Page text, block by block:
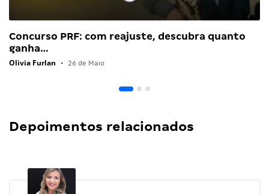
Concurso PRF: com reajuste, descubra quanto
ganha…
Olivia Furlan • 26 de Maio
Depoimentos relacionados